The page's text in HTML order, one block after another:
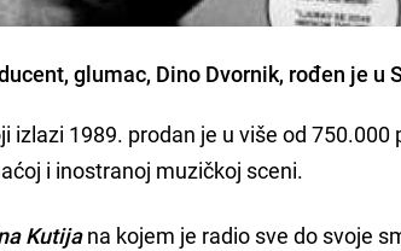
glumac, Dino Dvornik, rođen je u
izlazi 1989. prodan je u više od 750.000
i inostranoj muzičkoj sceni.
Kutijana kojem je radio sve do svoje